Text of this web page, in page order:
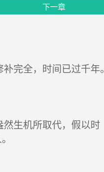
下一章
全，时间已过千年。
生机所取代，假以时